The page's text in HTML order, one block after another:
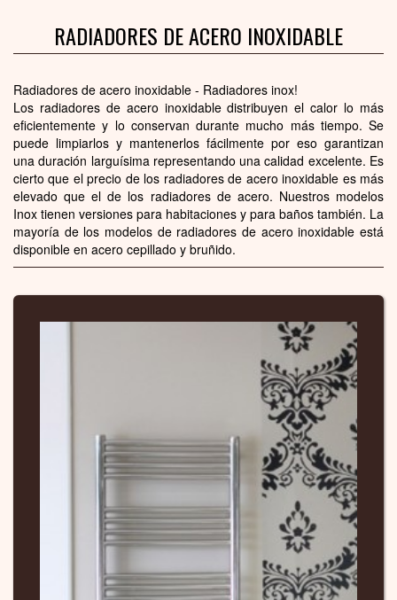
RADIADORES DE ACERO INOXIDABLE
Radiadores de acero inoxidable - Radiadores inox!
Los radiadores de acero inoxidable distribuyen el calor lo más
eficientemente y lo conservan durante mucho más tiempo. Se
puede limpiarlos y mantenerlos fácilmente por eso garantizan
una duración larguísima representando una calidad excelente. Es
cierto que el precio de los radiadores de acero inoxidable es más
elevado que el de los radiadores de acero. Nuestros modelos
Inox tienen versiones para habitaciones y para baños también. La
mayoría de los modelos de radiadores de acero inoxidable está
disponible en acero cepillado y bruñido.